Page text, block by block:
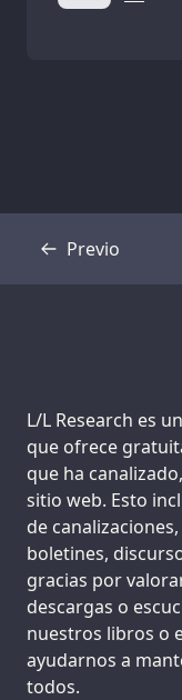
Previo
Transcripción
Support us:
L/L Research es
que ofrece
que ha
sitio web. Esto
de
boletines,
gracias por
descargas o
nuestros libros o
ayudarnos a
todos.